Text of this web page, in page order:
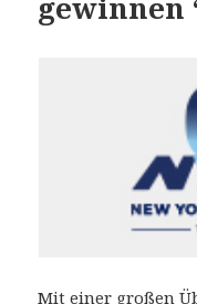
Mit einer großen